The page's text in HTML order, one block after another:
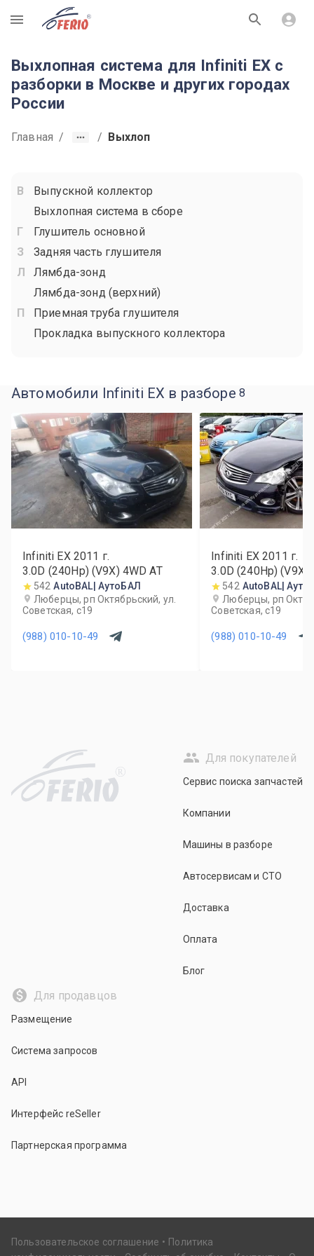
R
Выхлопная система для Infiniti EX с
разборки в Москве и других городах
России
Главная / / Выхлоп
Выпускной коллектор
Выхлопная система в сборе
Глушитель основной
Задняя часть глушителя
Лямбда-зонд
Лямбда-зонд (верхний)
Приемная труба глушителя
Прокладка выпускного коллектора
Автомобили Infiniti EX в разборе 8
Infiniti EX 2011 г.
3.0D (240Hp) (V9X) 4WD AT
542 AutoBAL| АутоБАЛ
Люберцы, рп Октябрьский, ул.
Советская, с19
(988) 010-10-49
Infiniti EX 2011 г.
3.0D (240Hp) (V9X)
542 AutoBAL|
Люберцы, рп
Советская, с19
(988) 010-10-49
R
Для покупателей
Сервис поиска запчастей
Компании
Машины в разборе
Автосервисам и СТО
Доставка
Оплата
Блог
Для продавцов
Размещение
Система запросов
API
Интерфейс reSeller
Партнерская программа
Пользовательское соглашение
Политика